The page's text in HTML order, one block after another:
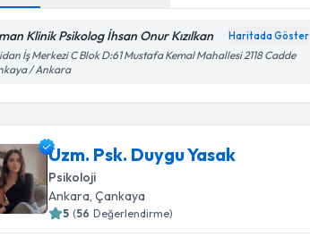
Klinik Psikolog İhsan Onur Kızılkan Haritada Göster
İş Merkezi C Blok D:61 Mustafa Kemal Mahallesi 2118 Cadde
/ Ankara
Uzm. Psk. Duygu Yasak
Psikoloji
Ankara , Çankaya
5 (56 Değerlendirme)